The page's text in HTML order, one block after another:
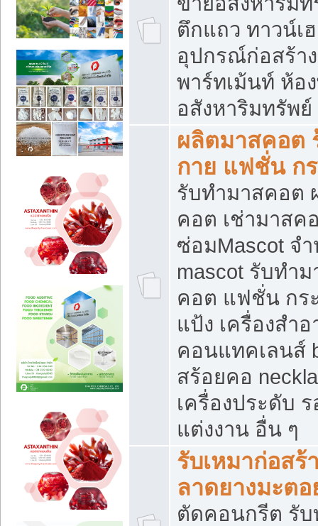
ตึกแถว ทาวน์เ
อุปกรณ์ก่อสร้า
พาร์ทเม้นท์ ห้อ
อสังหาริมทรัพ
ผลิตมาสคอต
กาย แฟชั่น กร
รับทำมาสคอต
คอต เช่ามาสค
ซ่อมMascot จ
mascot รับทำ
คอต แฟชั่น กระ
แป้ง เครื่องสำ
คอนแทคเลนส์
สร้อยคอ
เครื่องประดับ ร
แต่งงาน อื่น ๆ
รับเหมาก่อส
ลาดยางมะต
ตัดคอนกรีต รับ